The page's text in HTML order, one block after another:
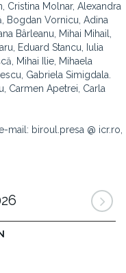
Cristina Molnar, Alexandra
Bogdan Vornicu, Adina
Bârleanu, Mihai Mihail,
Eduard Stancu, Iulia
Mihai Ilie, Mihaela
Gabriela Simigdala.
Carmen Apetrei, Carla
mail: biroul.presa @ icr.ro,